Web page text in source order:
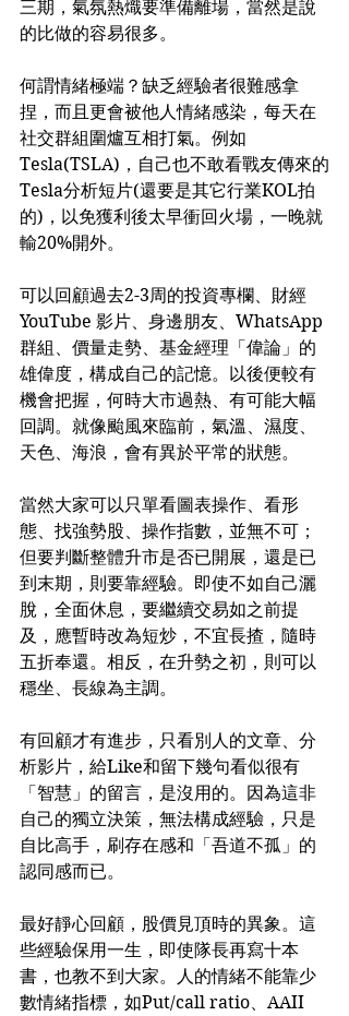
三期，氣氛熱熾要準備離場，當然是說
的比做的容易很多。
何謂情緒極端？缺乏經驗者很難感拿
捏，而且更會被他人情緒感染，每天在
社交群組圍爐互相打氣。例如
Tesla(TSLA)，自己也不敢看戰友傳來的
Tesla分析短片(還要是其它行業KOL拍
的)，以免獲利後太早衝回火場，一晚就
輸20%開外。
可以回顧過去2-3周的投資專欄、財經
YouTube 影片、身邊朋友、WhatsApp
群組、價量走勢、基金經理「偉論」的
雄偉度，構成自己的記憶。以後便較有
機會把握，何時大市過熱、有可能大幅
回調。就像颱風來臨前，氣溫、濕度、
天色、海浪，會有異於平常的狀態。
當然大家可以只單看圖表操作、看形
態、找強勢股、操作指數，並無不可；
但要判斷整體升市是否已開展，還是已
到末期，則要靠經驗。即使不如自己灑
脫，全面休息，要繼續交易如之前提
及，應暫時改為短炒，不宜長揸，隨時
五折奉還。相反，在升勢之初，則可以
穩坐、長線為主調。
有回顧才有進步，只看別人的文章、分
析影片，給Like和留下幾句看似很有
「智慧」的留言，是沒用的。因為這非
自己的獨立決策，無法構成經驗，只是
自比高手，刷存在感和「吾道不孤」的
認同感而已。
最好靜心回顧，股價見頂時的異象。這
些經驗保用一生，即使隊長再寫十本
書，也教不到大家。人的情緒不能靠少
數情緒指標，如Put/call ratio、AAII